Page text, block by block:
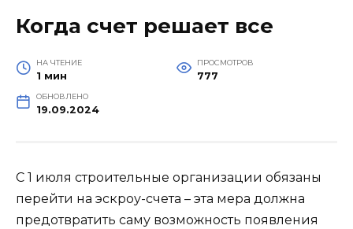
Когда счет решает все
НА ЧТЕНИЕ
1 мин
ПРОСМОТРОВ
777
ОБНОВЛЕНО
19.09.2024
С 1 июля строительные организации обязаны
перейти на эскроу-счета – эта мера должна
предотвратить саму возможность появления